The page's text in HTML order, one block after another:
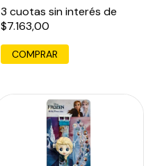
3 cuotas sin interés de
$7.163,00